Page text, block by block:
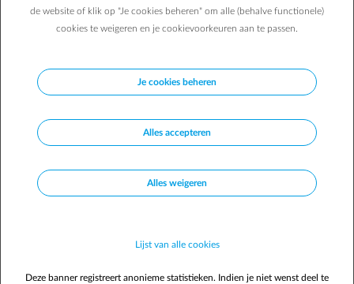
de website of klik op "Je cookies beheren" om alle (behalve functionele)
cookies te weigeren en je cookievoorkeuren aan te passen.
Je cookies beheren
Alles accepteren
Alles weigeren
Lijst van alle cookies
Deze banner registreert anonieme statistieken. Indien je niet wenst deel te